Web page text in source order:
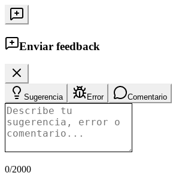
Enviar feedback
Sugerencia Error Comentario
0/2000